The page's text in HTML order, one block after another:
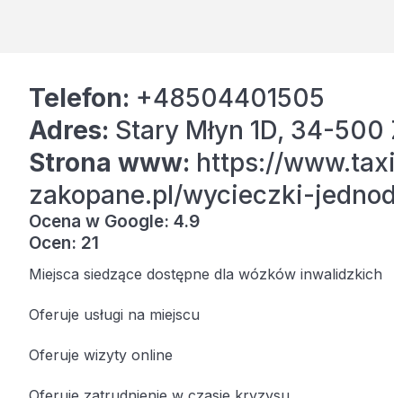
Telefon: +48504401505
Adres: Stary Młyn 1D, 34-500
Strona www: https://
zakopane.pl/wycieczki-
Ocena w Google: 4.9
Ocen: 21
Miejsca siedzące dostępne dla wózków inwalidzkich
Oferuje usługi na miejscu
Oferuje wizyty online